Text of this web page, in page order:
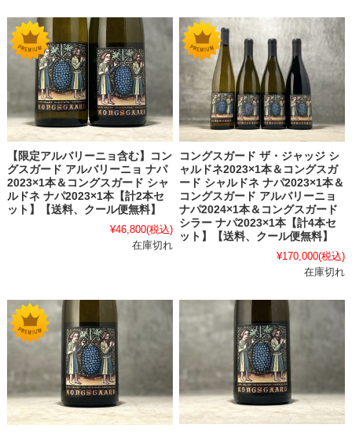
【限定アルバリーニョ含む】コン
グスガード アルバリーニョ ナパ
2023×1本＆コングスガード シャ
ルドネ ナパ2023×1本【計2本セ
ット】【送料、クール便無料】
¥46,800(税込)
在庫切れ
コングスガード ザ・ジャッジ シ
ャルドネ2023×1本＆コングスガ
ード シャルドネ ナパ2023×1本＆
コングスガード アルバリーニョ
ナパ2024×1本＆コングスガード
シラー ナパ2023×1本【計4本セ
ット】【送料、クール便無料】
¥170,000(税込)
在庫切れ